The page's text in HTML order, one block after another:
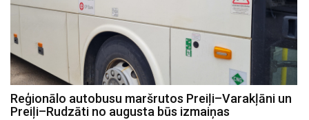
Reģionālo autobusu maršrutos Preiļi–Varakļāni un
Preiļi–Rudzāti no augusta būs izmaiņas